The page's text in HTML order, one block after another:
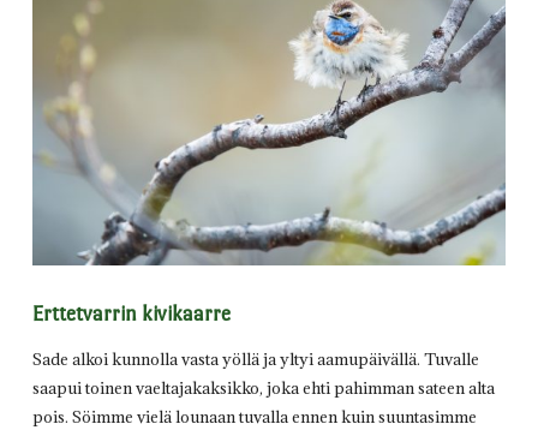
Erttetvarrin kivikaarre
Sade alkoi kunnolla vasta yöllä ja yltyi aamupäivällä. Tuvalle
saapui toinen vaeltajakaksikko, joka ehti pahimman sateen alta
pois. Söimme vielä lounaan tuvalla ennen kuin suuntasimme